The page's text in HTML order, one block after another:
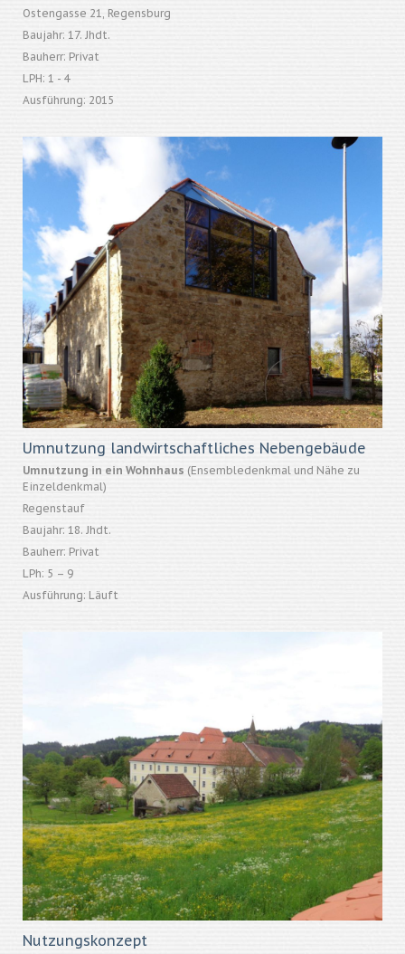
Ostengasse 21, Regensburg
Baujahr: 17. Jhdt.
Bauherr: Privat
LPH: 1 - 4
Ausführung: 2015
Umnutzung landwirtschaftliches Nebengebäude
Umnutzung in ein Wohnhaus (Ensembledenkmal und Nähe zu
Einzeldenkmal)
Regenstauf
Baujahr: 18. Jhdt.
Bauherr: Privat
LPh: 5 – 9
Ausführung: Läuft
Nutzungskonzept